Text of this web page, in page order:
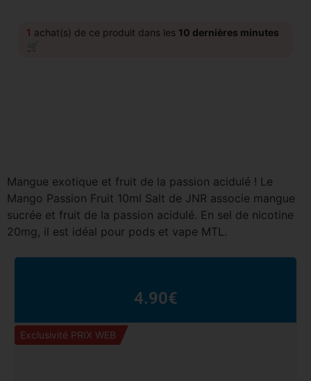
1 achat(s) de ce produit dans les 10 dernières minutes
🛒
Mangue exotique et fruit de la passion acidulé ! Le
Mango Passion Fruit 10ml Salt de JNR associe mangue
sucrée et fruit de la passion acidulé. En sel de nicotine
20mg, il est idéal pour pods et vape MTL.
4.90€
Exclusivité PRIX WEB